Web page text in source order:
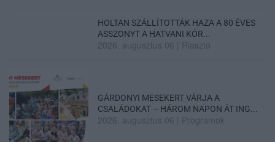
HOLTAN SZÁLLÍTOTTÁK HAZA A 80 ÉVES
ASSZONYT A HATVANI KÓR...
2026. augusztus 06 Riasztó
GÁRDONYI MESEKERT VÁRJA A
CSALÁDOKAT – HÁROM NAPON ÁT ING...
2026. augusztus 06 Programok